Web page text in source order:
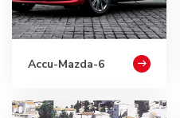
Accu-Mazda-6